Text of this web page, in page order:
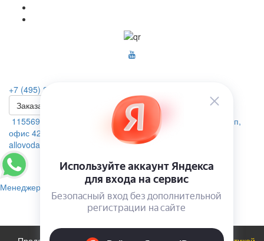
+7 (495) 223-46-26
Заказать звонок
115569, г. Москва, ул.Домодедовская. д.4 помещение 19п,
офис 42А
allovoda@mail.ru
Менеджер